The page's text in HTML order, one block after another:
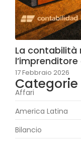
La contabilità
17 Febbraio 2026
Categorie
Affari
America Latina
Bilancio